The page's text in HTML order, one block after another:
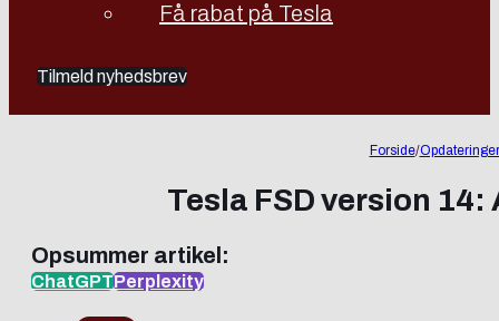
Få rabat på Tesla
Tilmeld nyhedsbrev
Forside/Opdateringer
Tesla FSD version
Opsummer artikel:
ChatGPTPerplexity